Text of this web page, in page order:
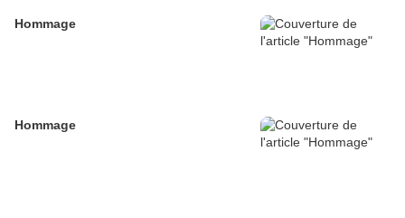
Hommage
Hommage